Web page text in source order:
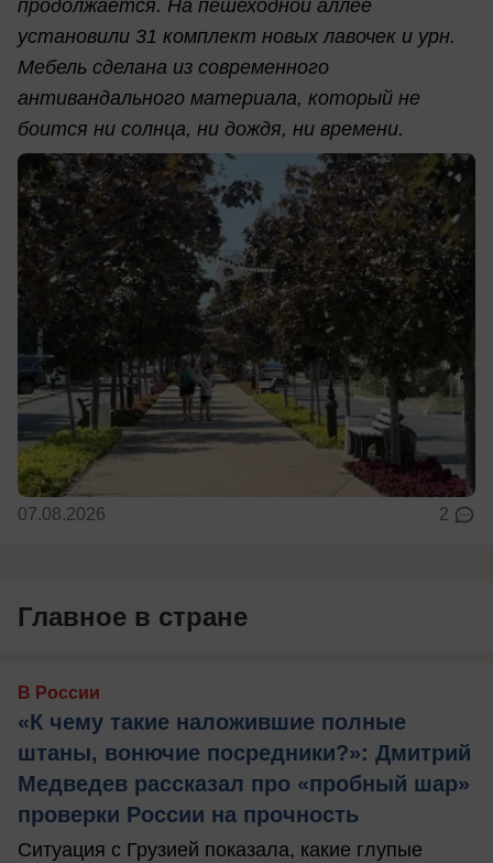
продолжается. На пешеходной аллее
установили 31 комплект новых лавочек и урн.
Мебель сделана из современного
антивандального материала, который не
боится ни солнца, ни дождя, ни времени.
07.08.2026 2
Главное в стране
В России
«К чему такие наложившие полные
штаны, вонючие посредники?»: Дмитрий
Медведев рассказал про «пробный шар»
проверки России на прочность
Ситуация с Грузией показала, какие глупые